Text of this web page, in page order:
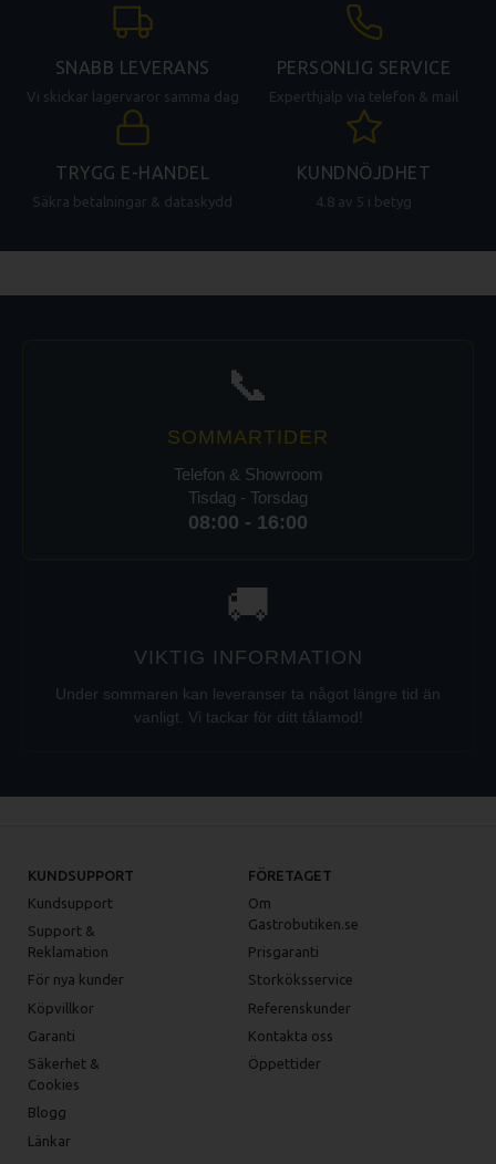
SNABB LEVERANS
Vi skickar lagervaror samma dag
PERSONLIG SERVICE
Experthjälp via telefon & mail
TRYGG E-HANDEL
Säkra betalningar & dataskydd
KUNDNÖJDHET
4.8 av 5 i betyg
📞
SOMMARTIDER
Telefon & Showroom
Tisdag - Torsdag
08:00 - 16:00
🚚
VIKTIG INFORMATION
Under sommaren kan leveranser ta något längre tid än
vanligt. Vi tackar för ditt tålamod!
KUNDSUPPORT
Kundsupport
Support &
Reklamation
För nya kunder
Köpvillkor
Garanti
Säkerhet &
Cookies
Blogg
Länkar
FÖRETAGET
Om
Gastrobutiken.se
Prisgaranti
Storköksservice
Referenskunder
Kontakta oss
Öppettider